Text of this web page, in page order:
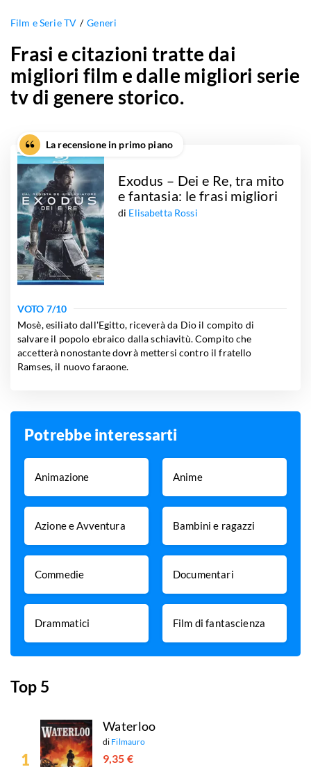
Film e Serie TV Generi
Frasi e citazioni tratte dai
migliori film e dalle migliori serie
tv di genere storico.
La recensione in primo piano
Exodus – Dei e Re, tra mito
e fantasia: le frasi migliori
di Elisabetta Rossi
VOTO 7/10
Mosè, esiliato dall'Egitto, riceverà da Dio il compito di
salvare il popolo ebraico dalla schiavitù. Compito che
accetterà nonostante dovrà mettersi contro il fratello
Ramses, il nuovo faraone.
Potrebbe interessarti
Animazione Anime
Azione e Avventura Bambini e ragazzi
Commedie Documentari
Drammatici Film di fantascienza
Top 5
Waterloo
di Filmauro
9,35 €